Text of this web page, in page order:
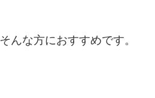
んな方におすすめです。